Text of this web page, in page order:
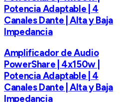
Potencia Adaptable | 4
Canales Dante | Alta y Baja
Impedancia
Amplificador de Audio
PowerShare | 4x150w |
Potencia Adaptable | 4
Canales Dante | Alta y Baja
Impedancia